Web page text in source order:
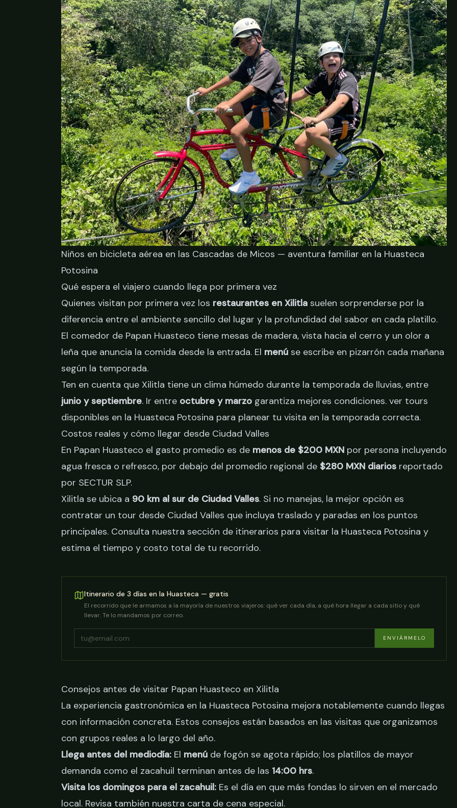
Niños en bicicleta aérea en las Cascadas de Micos — aventura familiar en la Huasteca
Potosina
Qué espera el viajero cuando llega por primera vez
Quienes visitan por primera vez los restaurantes en Xilitla suelen sorprenderse por la
diferencia entre el ambiente sencillo del lugar y la profundidad del sabor en cada platillo.
El comedor de Papan Huasteco tiene mesas de madera, vista hacia el cerro y un olor a
leña que anuncia la comida desde la entrada. El menú se escribe en pizarrón cada mañana
según la temporada.
Ten en cuenta que Xilitla tiene un clima húmedo durante la temporada de lluvias, entre
junio y septiembre. Ir entre octubre y marzo garantiza mejores condiciones. ver tours
disponibles en la Huasteca Potosina para planear tu visita en la temporada correcta.
Costos reales y cómo llegar desde Ciudad Valles
En Papan Huasteco el gasto promedio es de menos de $200 MXN por persona incluyendo
agua fresca o refresco, por debajo del promedio regional de $280 MXN diarios reportado
por SECTUR SLP.
Xilitla se ubica a 90 km al sur de Ciudad Valles. Si no manejas, la mejor opción es
contratar un tour desde Ciudad Valles que incluya traslado y paradas en los puntos
principales. Consulta nuestra sección de itinerarios para visitar la Huasteca Potosina y
estima el tiempo y costo total de tu recorrido.
Itinerario de 3 días en la Huasteca — gratis
El recorrido que le armamos a la mayoría de nuestros viajeros: qué ver cada día, a qué hora llegar a cada sitio y qué
llevar. Te lo mandamos por correo.
ENVIÁRMELO
Consejos antes de visitar Papan Huasteco en Xilitla
La experiencia gastronómica en la Huasteca Potosina mejora notablemente cuando llegas
con información concreta. Estos consejos están basados en las visitas que organizamos
con grupos reales a lo largo del año.
Llega antes del mediodía: El menú de fogón se agota rápido; los platillos de mayor
demanda como el zacahuil terminan antes de las 14:00 hrs.
Visita los domingos para el zacahuil: Es el día en que más fondas lo sirven en el mercado
local. Revisa también nuestra carta de cena especial.